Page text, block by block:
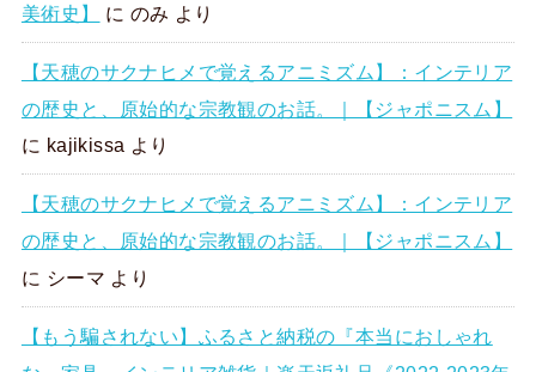
美術史】
に のみ より
【天穂のサクナヒメで覚えるアニミズム】：インテリア
の歴史と、原始的な宗教観のお話。｜【ジャポニスム】
に kajikissa より
【天穂のサクナヒメで覚えるアニミズム】：インテリア
の歴史と、原始的な宗教観のお話。｜【ジャポニスム】
に シーマ より
【もう騙されない】ふるさと納税の『本当におしゃれ